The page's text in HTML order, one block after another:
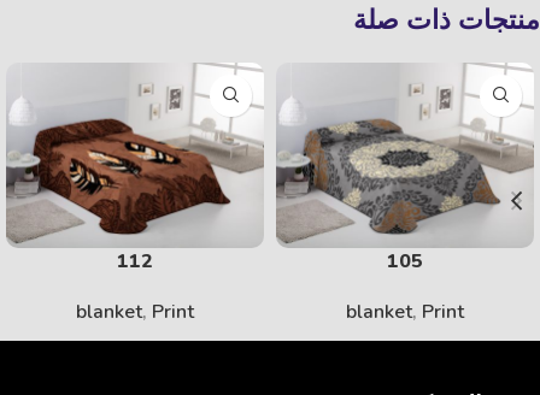
منتجات ذات صلة
105
blanket, Print
112
blanket, Print